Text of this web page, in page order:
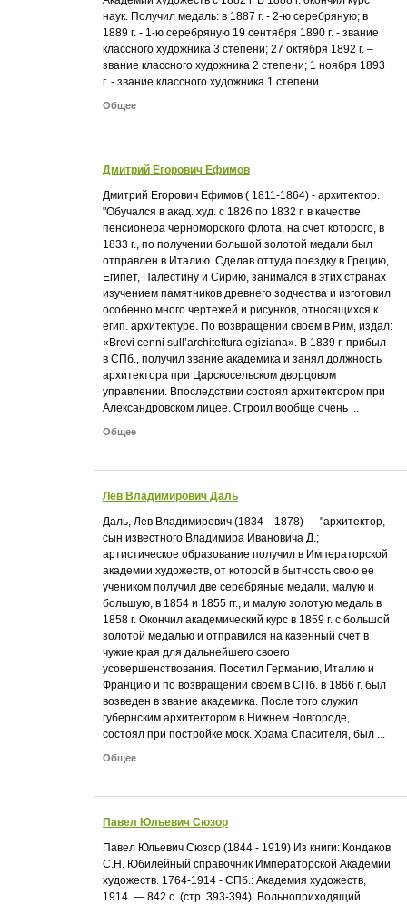
наук. Получил медаль: в 1887 г. - 2-ю серебряную; в
1889 г. - 1-ю серебряную 19 сентября 1890 г. - звание
классного художника 3 степени; 27 октября 1892 г. –
звание классного художника 2 степени; 1 ноября 1893
г. - звание классного художника 1 степени. ...
Общее
Дмитрий Егорович Ефимов
Дмитрий Егорович Ефимов ( 1811-1864) - архитектор.
"Обучался в акад. худ. с 1826 по 1832 г. в качестве
пенсионера черноморского флота, на счет которого, в
1833 г., по получении большой золотой медали был
отправлен в Италию. Сделав оттуда поездку в Грецию,
Египет, Палестину и Сирию, занимался в этих странах
изучением памятников древнего зодчества и изготовил
особенно много чертежей и рисунков, относящихся к
егип. архитектуре. По возвращении своем в Рим, издал:
«Brevi cenni sull’architettura egiziana». В 1839 г. прибыл
в СПб., получил звание академика и занял должность
архитектора при Царскосельском дворцовом
управлении. Впоследствии состоял архитектором при
Александровском лицее. Строил вообще очень ...
Общее
Лев Владимирович Даль
Даль, Лев Владимирович (1834—1878) — "архитектор,
сын известного Владимира Ивановича Д.;
артистическое образование получил в Императорской
академии художеств, от которой в бытность свою ее
учеником получил две серебряные медали, малую и
большую, в 1854 и 1855 гг., и малую золотую медаль в
1858 г. Окончил академический курс в 1859 г. с большой
золотой медалью и отправился на казенный счет в
чужие края для дальнейшего своего
усовершенствования. Посетил Германию, Италию и
Францию и по возвращении своем в СПб. в 1866 г. был
возведен в звание академика. После того служил
губернским архитектором в Нижнем Новгороде,
состоял при постройке моск. Храма Спасителя, был ...
Общее
Павел Юльевич Сюзор
Павел Юльевич Сюзор (1844 - 1919) Из книги: Кондаков
С.Н. Юбилейный справочник Императорской Академии
художеств. 1764-1914 - СПб.: Академия художеств,
1914. — 842 с. (стр. 393-394): Вольноприходящий